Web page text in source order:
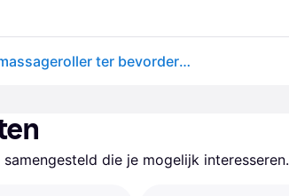
Copenhagen Grooming Beard Roller massageroller ter bevordering van de baardgroei 1 st
die je mogelijk interesseren.